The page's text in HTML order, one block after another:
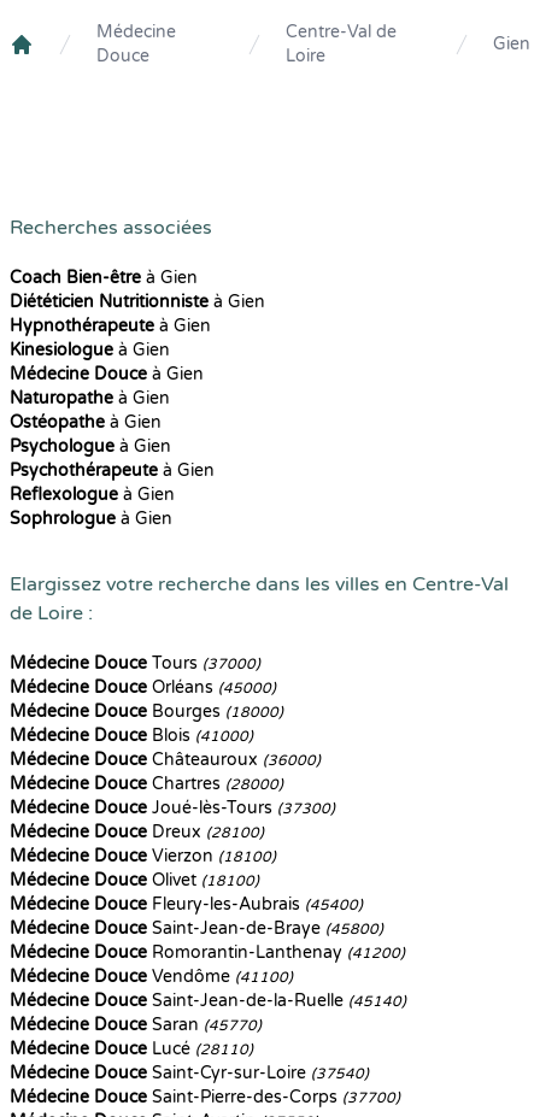
Crenolibre
Médecine
Douce
Centre-Val de
Loire
Gien
Recherches associées
Coach Bien-être à Gien
Diététicien Nutritionniste à Gien
Hypnothérapeute à Gien
Kinesiologue à Gien
Médecine Douce à Gien
Naturopathe à Gien
Ostéopathe à Gien
Psychologue à Gien
Psychothérapeute à Gien
Reflexologue à Gien
Sophrologue à Gien
Elargissez votre recherche dans les villes en Centre-Val
de Loire :
Médecine Douce Tours (37000)
Médecine Douce Orléans (45000)
Médecine Douce Bourges (18000)
Médecine Douce Blois (41000)
Médecine Douce Châteauroux (36000)
Médecine Douce Chartres (28000)
Médecine Douce Joué-lès-Tours (37300)
Médecine Douce Dreux (28100)
Médecine Douce Vierzon (18100)
Médecine Douce Olivet (18100)
Médecine Douce Fleury-les-Aubrais (45400)
Médecine Douce Saint-Jean-de-Braye (45800)
Médecine Douce Romorantin-Lanthenay (41200)
Médecine Douce Vendôme (41100)
Médecine Douce Saint-Jean-de-la-Ruelle (45140)
Médecine Douce Saran (45770)
Médecine Douce Lucé (28110)
Médecine Douce Saint-Cyr-sur-Loire (37540)
Médecine Douce Saint-Pierre-des-Corps (37700)